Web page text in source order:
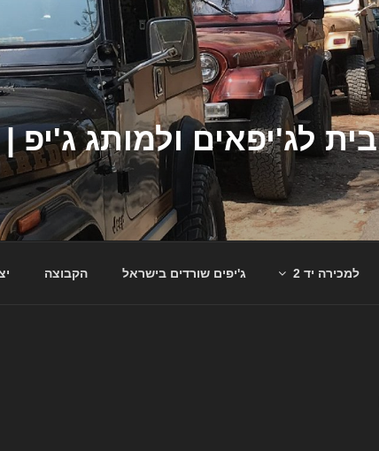
למכירה יד 2 ג'יפים שורדים בישראל הקבוצה